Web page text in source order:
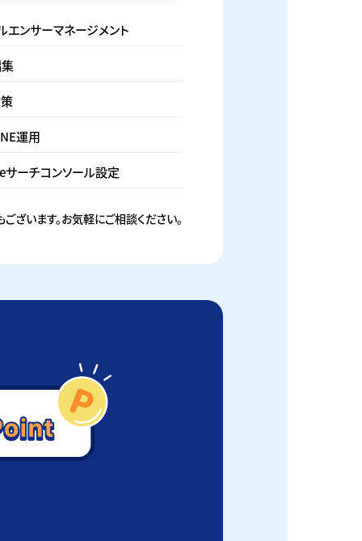
エンサーマネージメント
運用
ーチコンソール設定
います。お気軽にご相談ください。